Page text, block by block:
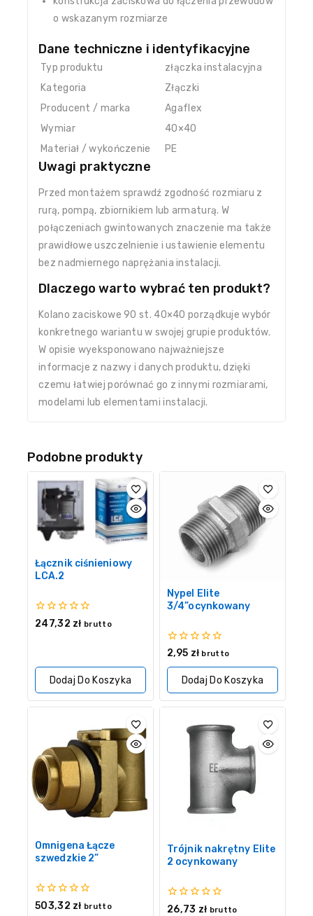
o wskazanym rozmiarze
Dane techniczne i identyfikacyjne
Typ produktu
złączka instalacyjna
Kategoria
Złączki
Producent / marka
Agaflex
Wymiar
40×40
Materiał / wykończenie
PE
Uwagi praktyczne
Przed montażem sprawdź zgodność rozmiaru z
rurą, pompą, zbiornikiem lub armaturą. W
połączeniach gwintowanych znaczenie ma także
prawidłowe uszczelnienie i ustawienie elementu
bez nadmiernego naprężania instalacji.
Dlaczego warto wybrać ten produkt?
Kolano zaciskowe 90 st. 40×40 porządkuje wybór
konkretnego wariantu w swojej grupie produktów.
W opisie wyeksponowano najważniejsze
informacje z nazwy i danych produktu, dzięki
czemu łatwiej porównać go z innymi rozmiarami,
modelami lub elementami instalacji.
Podobne produkty
Łącznik ciśnieniowy
LCA.2
0
247,32 zł brutto
Dodaj Do Koszyka
Nypel Elite
3/4”ocynkowany
0
5
2,95 zł brutto
Dodaj Do Koszyka
Omnigena Łącze
szwedzkie 2”
0
503,32 zł brutto
Trójnik nakrętny Elite
2 ocynkowany
0
26,73 zł brutto